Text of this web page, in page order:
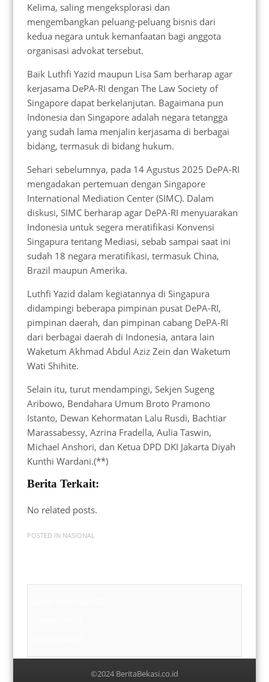
Kelima, saling mengeksplorasi dan
mengembangkan peluang-peluang bisnis dari
kedua negara untuk kemanfaatan bagi anggota
organisasi advokat tersebut.
Baik Luthfi Yazid maupun Lisa Sam berharap agar
kerjasama DePA-RI dengan The Law Society of
Singapore dapat berkelanjutan. Bagaimana pun
Indonesia dan Singapore adalah negara tetangga
yang sudah lama menjalin kerjasama di berbagai
bidang, termasuk di bidang hukum.
Sehari sebelumnya, pada 14 Agustus 2025 DePA-RI
mengadakan pertemuan dengan Singapore
International Mediation Center (SIMC). Dalam
diskusi, SIMC berharap agar DePA-RI menyuarakan
Indonesia untuk segera meratifikasi Konvensi
Singapura tentang Mediasi, sebab sampai saat ini
sudah 18 negara meratifikasi, termasuk China,
Brazil maupun Amerika.
Luthfi Yazid dalam kegiatannya di Singapura
didampingi beberapa pimpinan pusat DePA-RI,
pimpinan daerah, dan pimpinan cabang DePA-RI
dari berbagai daerah di Indonesia, antara lain
Waketum Akhmad Abdul Aziz Zein dan Waketum
Wati Shihite.
Selain itu, turut mendampingi, Sekjen Sugeng
Aribowo, Bendahara Umum Broto Pramono
Istanto, Dewan Kehormatan Lalu Rusdi, Bachtiar
Marassabessy, Azrina Fradella, Aulia Taswin,
Michael Anshori, dan Ketua DPD DKI Jakarta Diyah
Kunthi Wardani.(**)
Berita Terkait:
No related posts.
POSTED IN NASIONAL
©2024 BeritaBekasi.co.id